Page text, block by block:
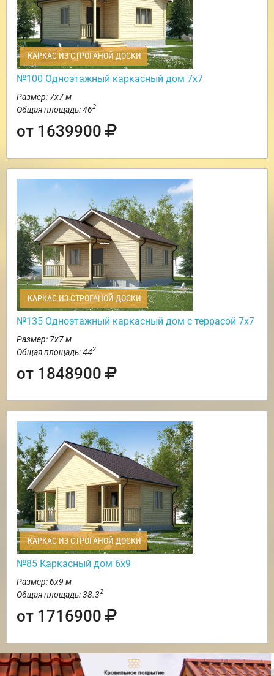
КАРКАС ИЗ СТРОГАНОЙ ДОСКИ
№100 Одноэтажный каркасный дом 7х7
Размер: 7х7 м
Общая площадь: 462
от 1639900
КАРКАС ИЗ СТРОГАНОЙ ДОСКИ
№135 Одноэтажный каркасный дом с террасой 7х7
Размер: 7х7 м
Общая площадь: 442
от 1848900
КАРКАС ИЗ СТРОГАНОЙ ДОСКИ
№85 Каркасный дом 6х9
Размер: 6х9 м
Общая площадь: 38.32
от 1716900